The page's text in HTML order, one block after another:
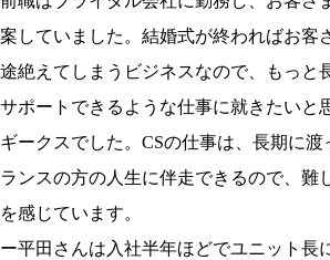
案していました。結婚式が終わればお客
途絶えてしまうビジネスなので、もっと
サポートできるような仕事に就きたいと
ギークスでした。CSの仕事は、長期に渡
ランスの方の人生に伴走できるので、難
を感じています。
ー平田さんは入社半年ほどでユニット長